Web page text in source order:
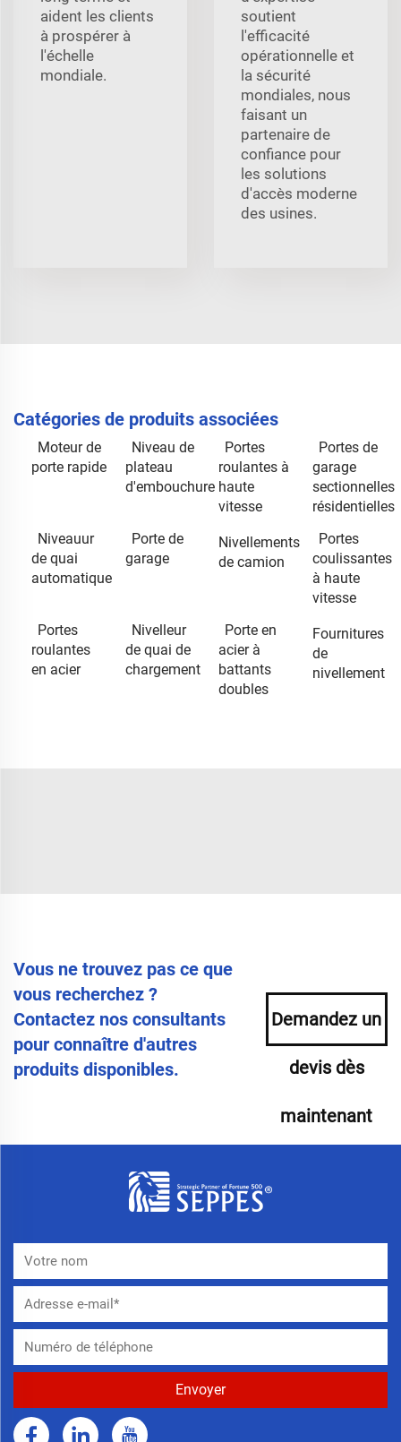
aident les clients
à prospérer à
l'échelle
mondiale.
soutient
l'efficacité
opérationnelle et
la sécurité
mondiales, nous
faisant un
partenaire de
confiance pour
les solutions
d'accès moderne
des usines.
Catégories de produits associées
Moteur de
porte rapide
Niveau de
plateau
d'embouchure
Portes
roulantes à
haute
vitesse
Portes de
garage
sectionnelles
résidentielles
Niveauur
de quai
automatique
Porte de
garage
Nivellements
de camion
Portes
coulissantes
à haute
vitesse
Portes
roulantes
en acier
Nivelleur
de quai de
chargement
Porte en
acier à
battants
doubles
Fournitures
de
nivellement
Vous ne trouvez pas ce que
vous recherchez ?
Contactez nos consultants
pour connaître d'autres
produits disponibles.
Demandez un
devis dès
maintenant